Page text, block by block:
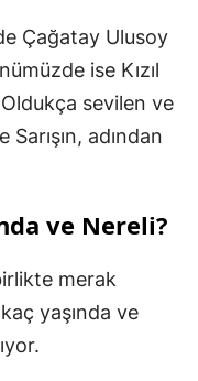
Çağatay Ulusoy
ise Kızıl
sevilen ve
adından
ve Nereli?
merak
yaşında ve